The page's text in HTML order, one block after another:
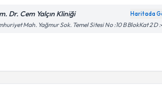
Dr. Cem Yalçın Kliniği Haritada
Mah. Yağmur Sok. Temel Sitesi No :10 B BlokKat 2 D